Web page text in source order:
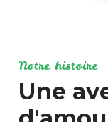
Notre histoire
Une